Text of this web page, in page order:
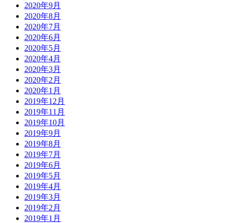
2020年9月
2020年8月
2020年7月
2020年6月
2020年5月
2020年4月
2020年3月
2020年2月
2020年1月
2019年12月
2019年11月
2019年10月
2019年9月
2019年8月
2019年7月
2019年6月
2019年5月
2019年4月
2019年3月
2019年2月
2019年1月